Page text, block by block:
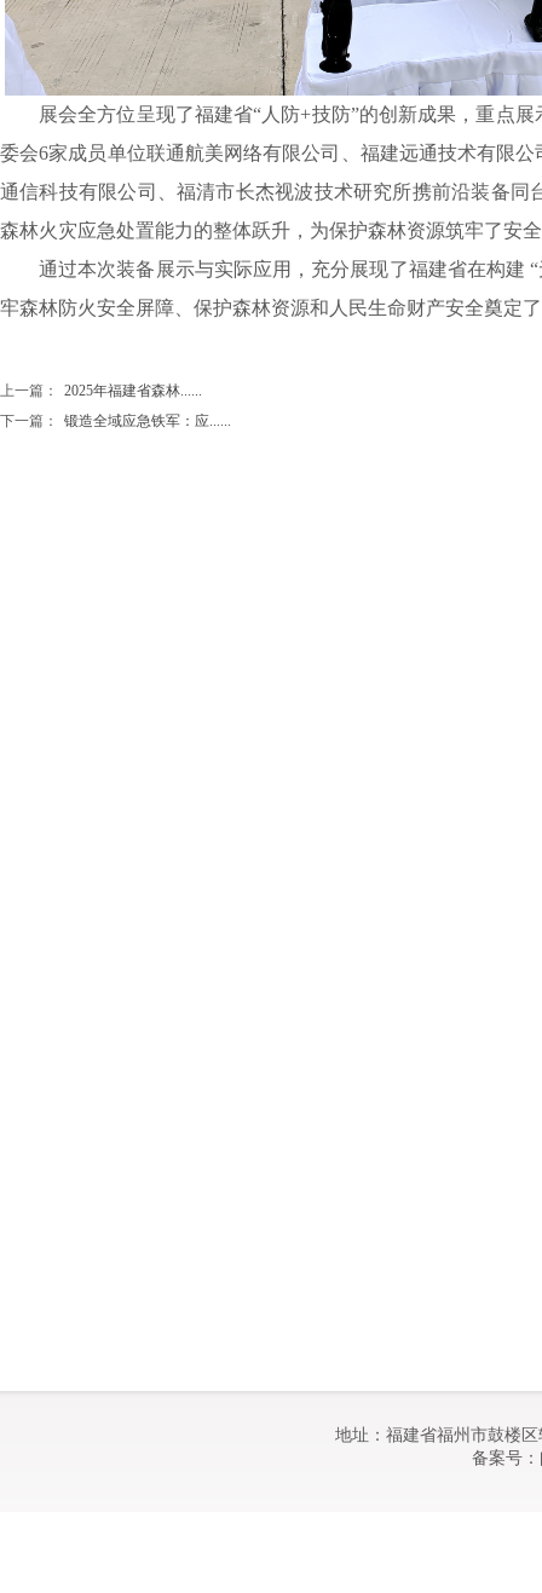
展会全方位呈现了福建省“人防+技防”的创新成果，重点
委会6家成员单位联通航美网络有限公司、福建远通技术有限
通信科技有限公司、福清市长杰视波技术研究所携前沿装备
森林火灾应急处置能力的整体跃升，为保护森林资源筑牢了安
通过本次装备展示与实际应用，充分展现了福建省在构建
牢森林防火安全屏障、保护森林资源和人民生命财产安全奠定
上一篇：
2025年福建省森林......
下一篇：
锻造全域应急铁军：应......
地址：福建省福州市鼓楼
备案号